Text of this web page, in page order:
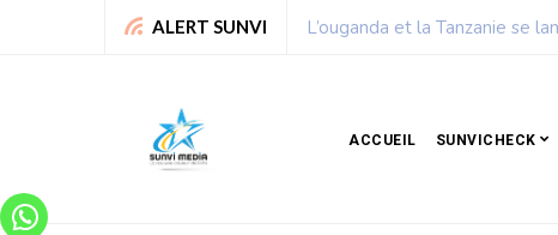
ALERT SUNVI Chronique de Nelie : Un
ACCUEIL SUNVICHECK